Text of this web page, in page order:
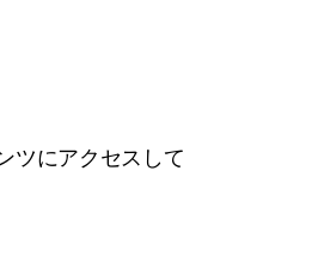
ツにアクセスして